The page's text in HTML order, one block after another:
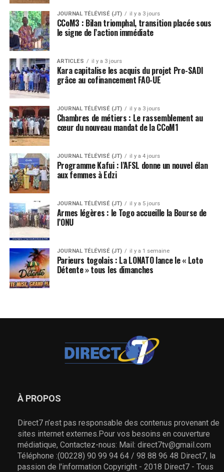
JOURNAL TÉLÉVISÉ (JT) il y a 3 jours
CCoM3 : Bilan triomphal, transition placée sous
le signe de l’action immédiate
ARTICLES il y a 3 jours
Kara capitalise les acquis du projet Pro-SADI
grâce au cofinancement FAO-UE
JOURNAL TÉLÉVISÉ (JT) il y a 3 jours
Chambres de métiers : Le rassemblement au
cœur du nouveau mandat de la CCoM1
JOURNAL TÉLÉVISÉ (JT) il y a 4 jours
Programme Kafui : l’AFSL donne un nouvel élan
aux femmes à Edzi
JOURNAL TÉLÉVISÉ (JT) il y a 5 jours
Armes légères : le Togo accueille la Bourse de
l’ONU
JOURNAL TÉLÉVISÉ (JT) il y a 1 semaine
Parieurs togolais : La LONATO lance le « Loto
Détente » tous les dimanches
À PROPOS
Direct7 n’est pas responsable des contenus provenant de
sites internet externes.Pour vos besoins en couverture
médiatique, Contactez-nous: Mail: direct7tv@gmail.com
Téléphone :(00228) 90 99 94 64 / 98 88 96 48 Direct7, la
passion de l'information Copyright - 2018 Direct7 - Tous